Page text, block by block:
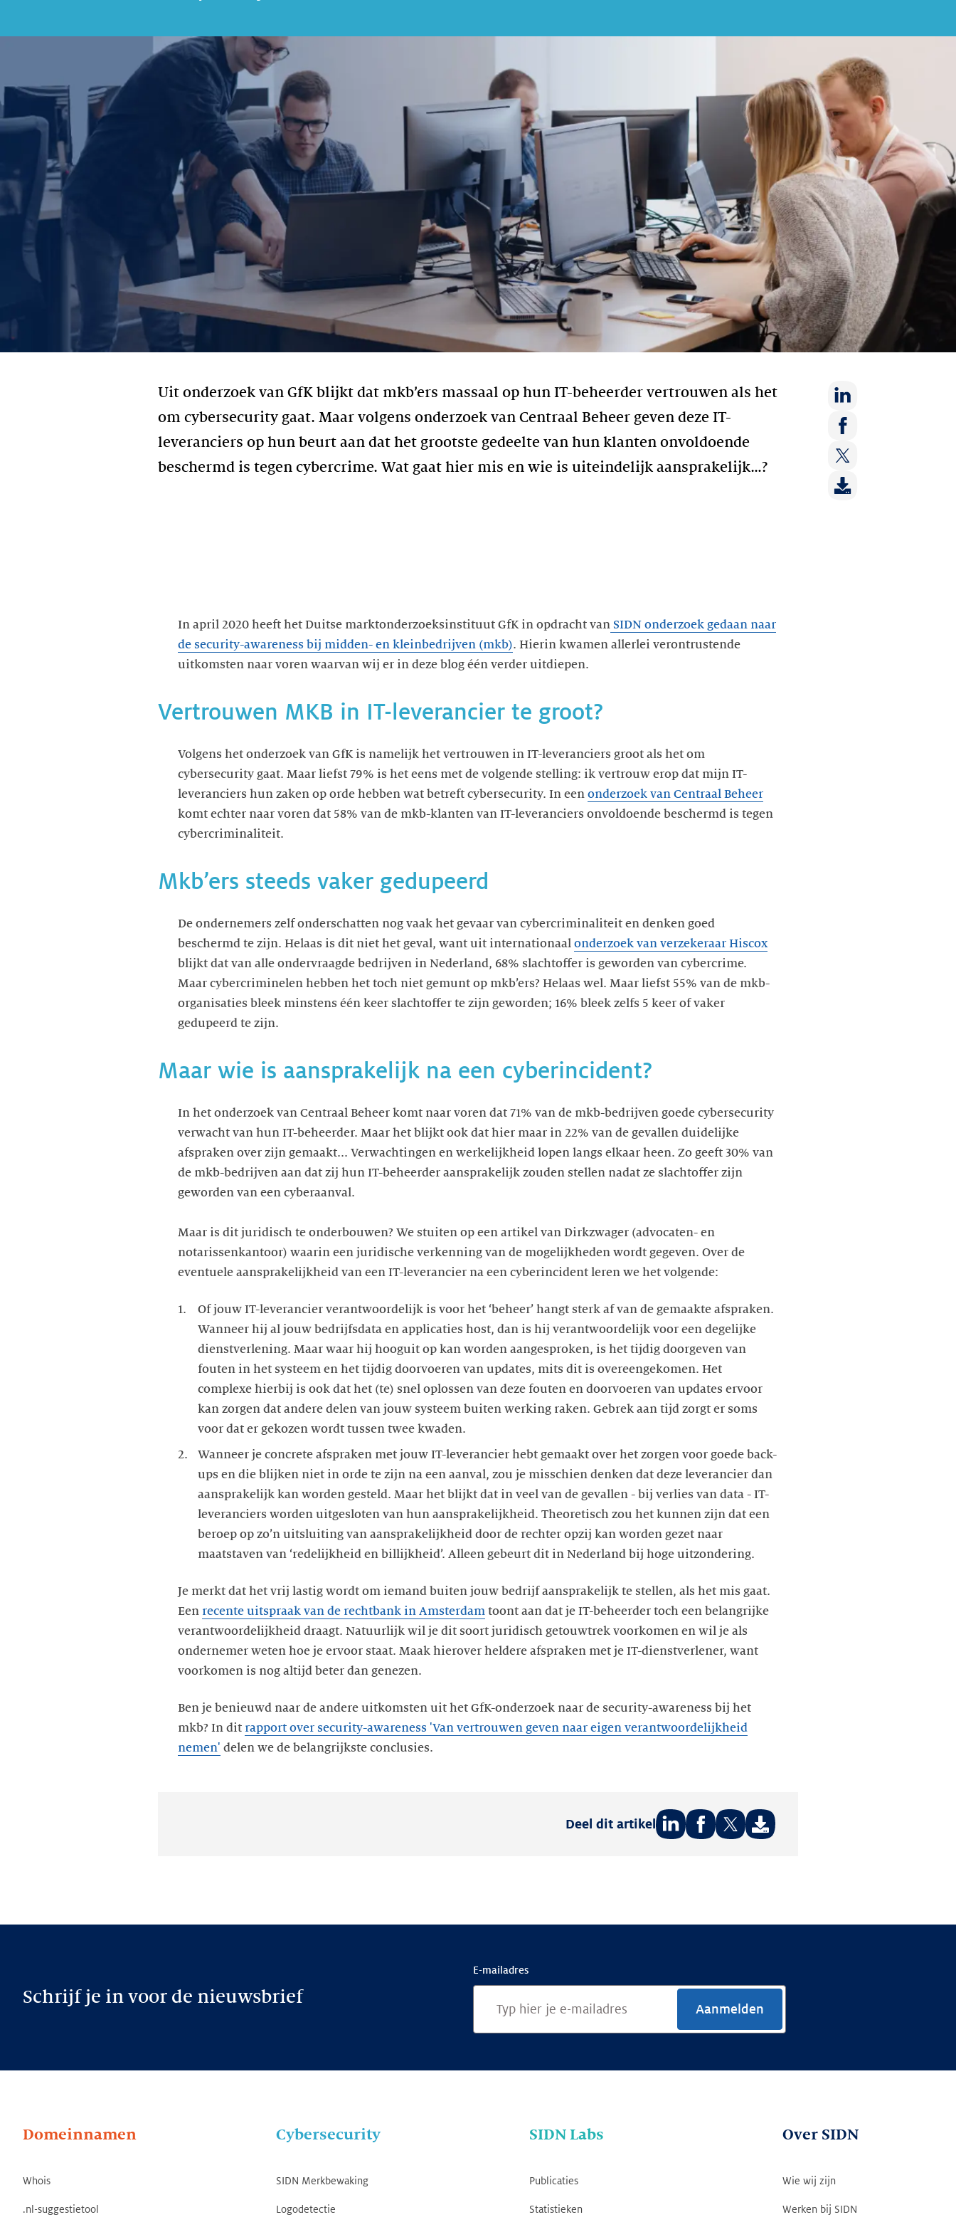
Uit onderzoek van GfK blijkt dat mkb’ers massaal op hun IT-beheerder vertrouwen als het
om cybersecurity gaat. Maar volgens onderzoek van Centraal Beheer geven deze IT-
leveranciers op hun beurt aan dat het grootste gedeelte van hun klanten onvoldoende
beschermd is tegen cybercrime. Wat gaat hier mis en wie is uiteindelijk aansprakelijk…?
Deel
op:
LinkedIn
Deel
op:
Facebook
Deel
op:
In april 2020 heeft het Duitse marktonderzoeksinstituut GfK in opdracht van SIDN onderzoek gedaan naar
de security-awareness bij midden- en kleinbedrijven (mkb). Hierin kwamen allerlei verontrustende
uitkomsten naar voren waarvan wij er in deze blog één verder uitdiepen.
Vertrouwen MKB in IT-leverancier te groot?
Volgens het onderzoek van GfK is namelijk het vertrouwen in IT-leveranciers groot als het om
cybersecurity gaat. Maar liefst 79% is het eens met de volgende stelling: ik vertrouw erop dat mijn IT-
leveranciers hun zaken op orde hebben wat betreft cybersecurity. In een onderzoek van Centraal Beheer
komt echter naar voren dat 58% van de mkb-klanten van IT-leveranciers onvoldoende beschermd is tegen
cybercriminaliteit.
Mkb’ers steeds vaker gedupeerd
De ondernemers zelf onderschatten nog vaak het gevaar van cybercriminaliteit en denken goed
beschermd te zijn. Helaas is dit niet het geval, want uit internationaal onderzoek van verzekeraar Hiscox
blijkt dat van alle ondervraagde bedrijven in Nederland, 68% slachtoffer is geworden van cybercrime.
Maar cybercriminelen hebben het toch niet gemunt op mkb’ers? Helaas wel. Maar liefst 55% van de mkb-
organisaties bleek minstens één keer slachtoffer te zijn geworden; 16% bleek zelfs 5 keer of vaker
gedupeerd te zijn.
Maar wie is aansprakelijk na een cyberincident?
In het onderzoek van Centraal Beheer komt naar voren dat 71% van de mkb-bedrijven goede cybersecurity
verwacht van hun IT-beheerder. Maar het blijkt ook dat hier maar in 22% van de gevallen duidelijke
afspraken over zijn gemaakt... Verwachtingen en werkelijkheid lopen langs elkaar heen. Zo geeft 30% van
de mkb-bedrijven aan dat zij hun IT-beheerder aansprakelijk zouden stellen nadat ze slachtoffer zijn
geworden van een cyberaanval.
Maar is dit juridisch te onderbouwen? We stuiten op een artikel van Dirkzwager (advocaten- en
notarissenkantoor) waarin een juridische verkenning van de mogelijkheden wordt gegeven. Over de
eventuele aansprakelijkheid van een IT-leverancier na een cyberincident leren we het volgende:
Of jouw IT-leverancier verantwoordelijk is voor het ‘beheer’ hangt sterk af van de gemaakte afspraken.
Wanneer hij al jouw bedrijfsdata en applicaties host, dan is hij verantwoordelijk voor een degelijke
dienstverlening. Maar waar hij hooguit op kan worden aangesproken, is het tijdig doorgeven van
fouten in het systeem en het tijdig doorvoeren van updates, mits dit is overeengekomen. Het
complexe hierbij is ook dat het (te) snel oplossen van deze fouten en doorvoeren van updates ervoor
kan zorgen dat andere delen van jouw systeem buiten werking raken. Gebrek aan tijd zorgt er soms
voor dat er gekozen wordt tussen twee kwaden.
Wanneer je concrete afspraken met jouw IT-leverancier hebt gemaakt over het zorgen voor goede back-
ups en die blijken niet in orde te zijn na een aanval, zou je misschien denken dat deze leverancier dan
aansprakelijk kan worden gesteld. Maar het blijkt dat in veel van de gevallen - bij verlies van data - IT-
leveranciers worden uitgesloten van hun aansprakelijkheid. Theoretisch zou het kunnen zijn dat een
beroep op zo’n uitsluiting van aansprakelijkheid door de rechter opzij kan worden gezet naar
maatstaven van ‘redelijkheid en billijkheid’. Alleen gebeurt dit in Nederland bij hoge uitzondering.
Je merkt dat het vrij lastig wordt om iemand buiten jouw bedrijf aansprakelijk te stellen, als het mis gaat.
Een recente uitspraak van de rechtbank in Amsterdam toont aan dat je IT-beheerder toch een belangrijke
verantwoordelijkheid draagt. Natuurlijk wil je dit soort juridisch getouwtrek voorkomen en wil je als
ondernemer weten hoe je ervoor staat. Maak hierover heldere afspraken met je IT-dienstverlener, want
voorkomen is nog altijd beter dan genezen.
Ben je benieuwd naar de andere uitkomsten uit het GfK-onderzoek naar de security-awareness bij het
mkb? In dit rapport over security-awareness 'Van vertrouwen geven naar eigen verantwoordelijkheid
nemen' delen we de belangrijkste conclusies.
Deel dit artikel
Schrijf je in voor de nieuwsbrief
E-mailadres
Aanmelden
Domeinnamen
Whois
.nl-suggestietool
Cybersecurity
SIDN Merkbewaking
Logodetectie
SIDN Labs
Publicaties
Statistieken
Over SIDN
Wie wij zijn
Werken bij SIDN